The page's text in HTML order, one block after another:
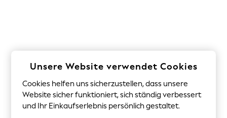
Accessories
Footwear
Hats
Linen Collection
Unsere Website verwendet Cookies
Cookies helfen uns sicherzustellen, dass unsere
Website sicher funktioniert, sich ständig verbessert
und Ihr Einkaufserlebnis persönlich gestaltet.